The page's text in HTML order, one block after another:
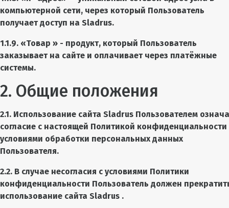
компьютерной сети, через который Пользователь
получает доступ на Sladrus.
1.1.9. «Товар » - продукт, который Пользователь
заказывает на сайте и оплачивает через платёжные
системы.
2. Общие положения
2.1. Использование сайта Sladrus Пользователем
согласие с настоящей Политикой конфиденциальности
условиями обработки персональных данных
Пользователя.
2.2. В случае несогласия с условиями Политики
конфиденциальности Пользователь должен
использование сайта Sladrus .